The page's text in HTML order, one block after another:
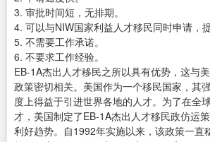
3. 审批时间短，无排期。
4. 可以与NIW国家利益人才移民同时申请，
5. 不需要工作承诺。
6. 不要求工作经验。
EB-1A杰出人才移民之所以具有优势，这与
政策密切相关。美国作为一个移民国家，其
度上得益于引进世界各地的人才。为了在全
才，美国制定了EB-1A杰出人才移民政仿运
利好趋势。自1992年实施以来，该政策一直